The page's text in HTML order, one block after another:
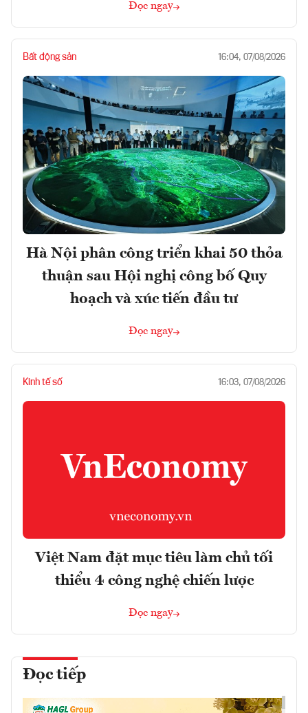
Đọc ngay
Bất động sản 16:04, 07/08/2026
Hà Nội phân công triển khai 50 thỏa
thuận sau Hội nghị công bố Quy
hoạch và xúc tiến đầu tư
Đọc ngay
Kinh tế số 16:03, 07/08/2026
Việt Nam đặt mục tiêu làm chủ tối
thiểu 4 công nghệ chiến lược
Đọc ngay
Đọc tiếp